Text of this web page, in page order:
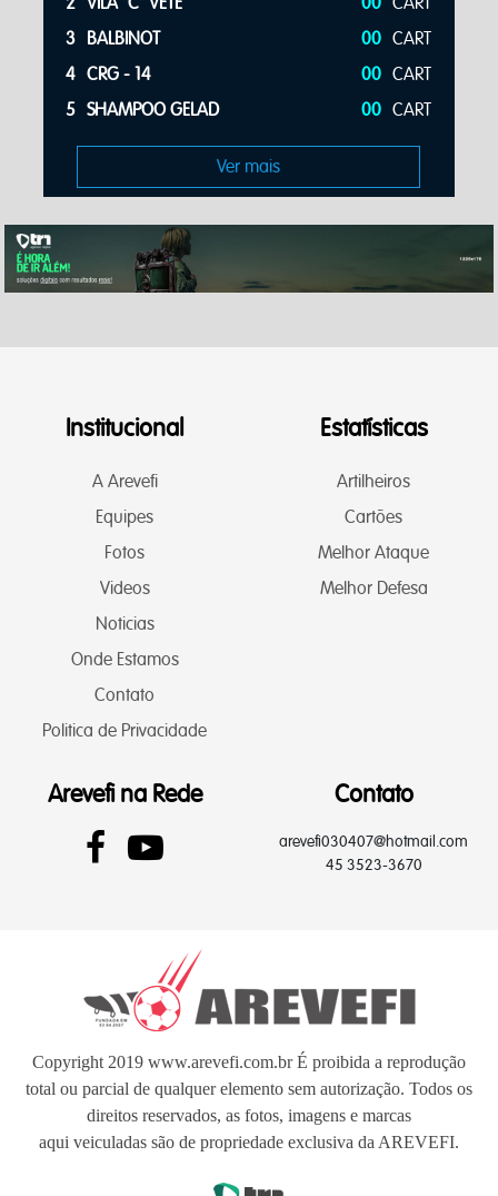
3 BALBINOT 00 CART
4 CRG - 14 00 CART
5 SHAMPOO GELAD 00 CART
Ver mais
Institucional
A Arevefi
Equipes
Fotos
Videos
Noticias
Onde Estamos
Contato
Politica de Privacidade
Estatísticas
Artilheiros
Cartões
Melhor Ataque
Melhor Defesa
Arevefi na Rede Contato
arevefi030407@hotmail.com
45 3523-3670
Copyright 2019 www.arevefi.com.br É proibida a reprodução
total ou parcial de qualquer elemento sem autorização. Todos os
direitos reservados, as fotos, imagens e marcas
aqui veiculadas são de propriedade exclusiva da AREVEFI.